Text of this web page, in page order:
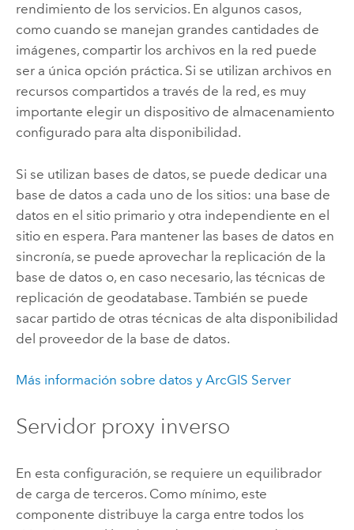
rendimiento de los servicios. En algunos casos,
como cuando se manejan grandes cantidades de
imágenes, compartir los archivos en la red puede
ser a única opción práctica. Si se utilizan archivos en
recursos compartidos a través de la red, es muy
importante elegir un dispositivo de almacenamiento
configurado para alta disponibilidad.
Si se utilizan bases de datos, se puede dedicar una
base de datos a cada uno de los sitios: una base de
datos en el sitio primario y otra independiente en el
sitio en espera. Para mantener las bases de datos en
sincronía, se puede aprovechar la replicación de la
base de datos o, en caso necesario, las técnicas de
replicación de geodatabase. También se puede
sacar partido de otras técnicas de alta disponibilidad
del proveedor de la base de datos.
Más información sobre datos y ArcGIS Server
Servidor proxy inverso
En esta configuración, se requiere un equilibrador
de carga de terceros. Como mínimo, este
componente distribuye la carga entre todos los